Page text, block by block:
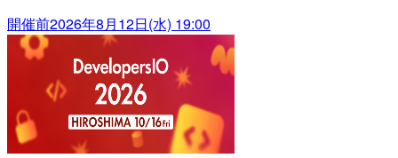
開催前2026年8月12日(水) 19:00